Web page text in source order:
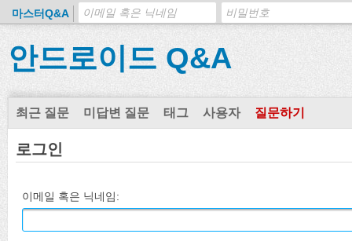
마스터Q&A
안드로이드 Q&A
최근 질문 미답변 질문 태그 사용자 질문하기
로그인
이메일 혹은 닉네임: